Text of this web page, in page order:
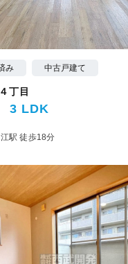
み 中古戸建て
丁目
3 LDK
駅 徒歩18分